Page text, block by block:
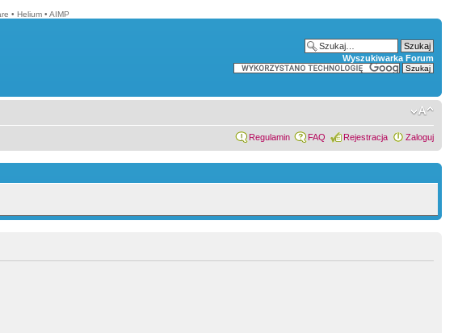
• Helium • AIMP
Wyszukiwarka Forum
Regulamin FAQ Rejestracja Zaloguj